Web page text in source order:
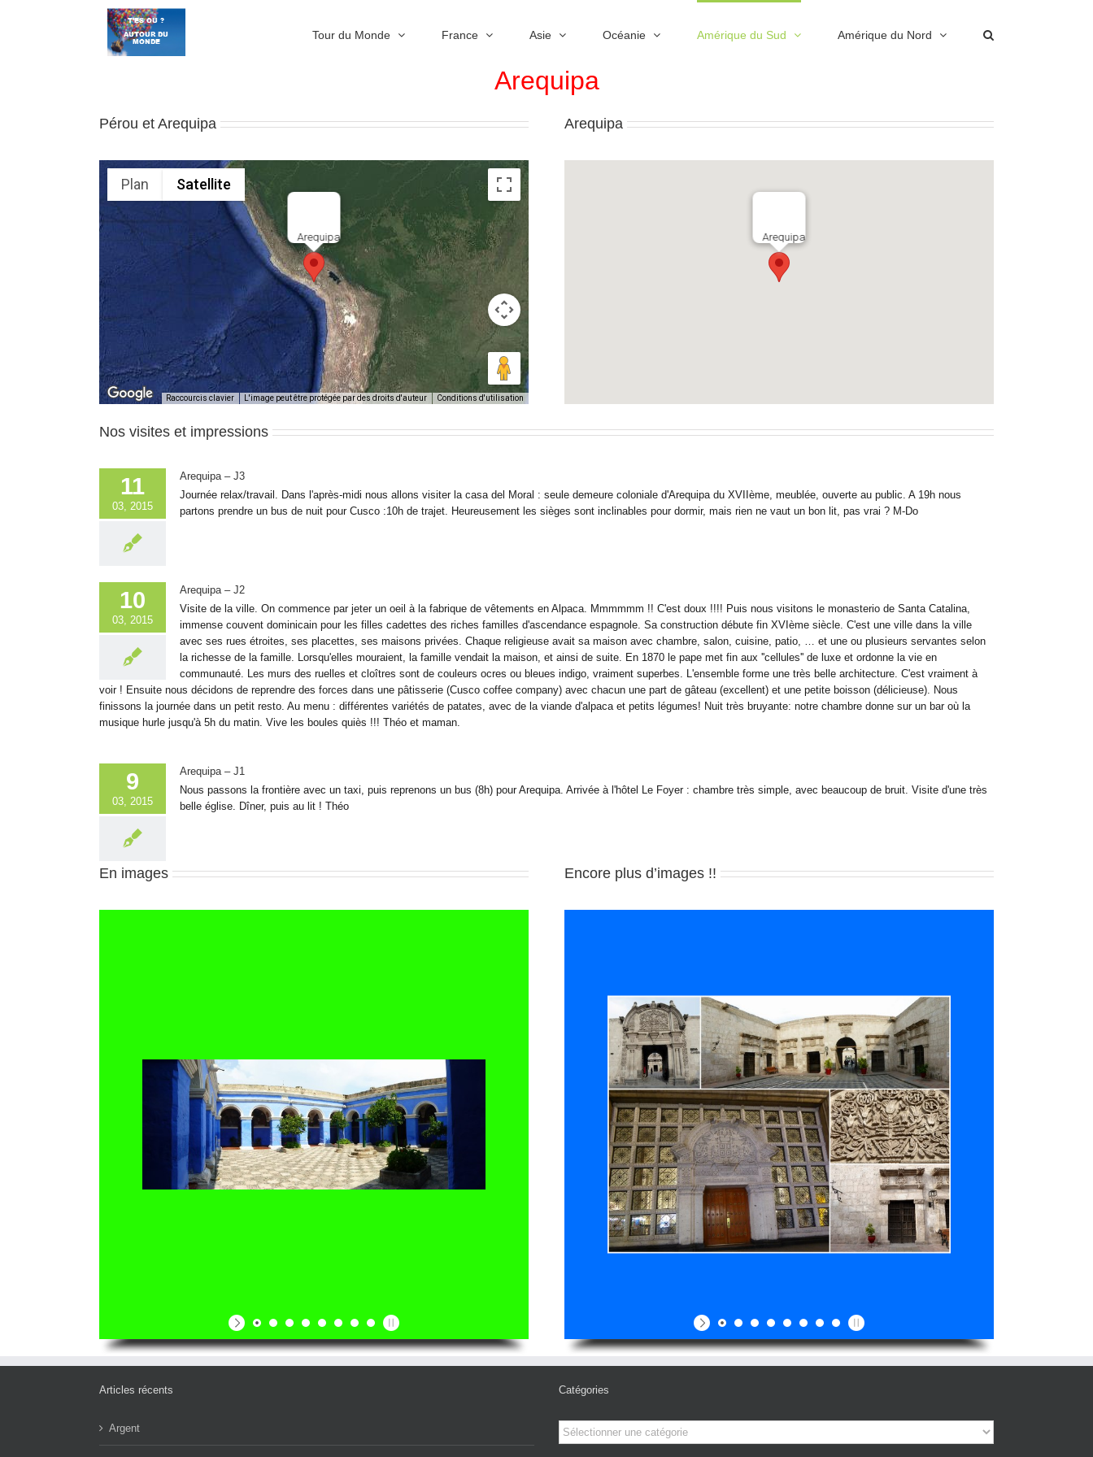
Tour du Monde France Asie Océanie Amérique du Sud Amérique du Nord
Arequipa
Pérou et Arequipa
Arequipa
Plan Satellite
Raccourcis clavier L'image peut être protégée par des droits d'auteur Conditions d'utilisation
Arequipa
Arequipa
Nos visites et impressions
11
03, 2015
Arequipa – J3
Journée relax/travail. Dans l'après-midi nous allons visiter la casa del Moral : seule demeure coloniale d'Arequipa du XVIIème, meublée, ouverte au public. A 19h nous
partons prendre un bus de nuit pour Cusco :10h de trajet. Heureusement les sièges sont inclinables pour dormir, mais rien ne vaut un bon lit, pas vrai ? M-Do
10
03, 2015
Arequipa – J2
Visite de la ville. On commence par jeter un oeil à la fabrique de vêtements en Alpaca. Mmmmmm !! C'est doux !!!! Puis nous visitons le monasterio de Santa Catalina,
immense couvent dominicain pour les filles cadettes des riches familles d'ascendance espagnole. Sa construction débute fin XVIème siècle. C'est une ville dans la ville
avec ses rues étroites, ses placettes, ses maisons privées. Chaque religieuse avait sa maison avec chambre, salon, cuisine, patio, … et une ou plusieurs servantes selon
la richesse de la famille. Lorsqu'elles mouraient, la famille vendait la maison, et ainsi de suite. En 1870 le pape met fin aux ''cellules'' de luxe et ordonne la vie en
communauté. Les murs des ruelles et cloîtres sont de couleurs ocres ou bleues indigo, vraiment superbes. L'ensemble forme une très belle architecture. C'est vraiment à
voir ! Ensuite nous décidons de reprendre des forces dans une pâtisserie (Cusco coffee company) avec chacun une part de gâteau (excellent) et une petite boisson (délicieuse). Nous
finissons la journée dans un petit resto. Au menu : différentes variétés de patates, avec de la viande d'alpaca et petits légumes! Nuit très bruyante: notre chambre donne sur un bar où la
musique hurle jusqu'à 5h du matin. Vive les boules quiès !!! Théo et maman.
9
03, 2015
Arequipa – J1
Nous passons la frontière avec un taxi, puis reprenons un bus (8h) pour Arequipa. Arrivée à l'hôtel Le Foyer : chambre très simple, avec beaucoup de bruit. Visite d'une très
belle église. Dîner, puis au lit ! Théo
En images Encore plus d’images !!
Articles récents
Argent
Catégories
Catégories